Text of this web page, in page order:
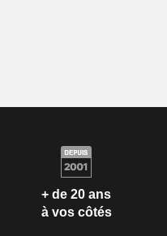
+ de 20 ans
à vos côtés